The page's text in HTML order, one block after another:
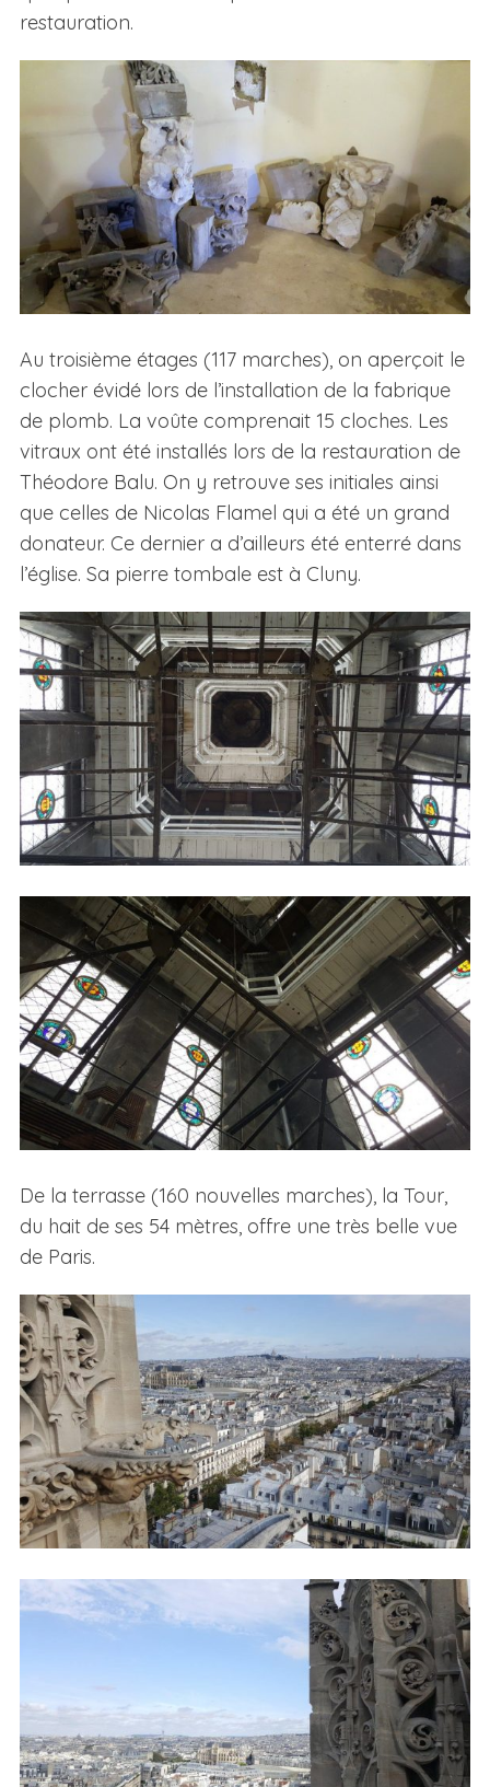
restauration.
Au troisième étages (117 marches), on aperçoit le
clocher évidé lors de l’installation de la fabrique
de plomb. La voûte comprenait 15 cloches. Les
vitraux ont été installés lors de la restauration de
Théodore Balu. On y retrouve ses initiales ainsi
que celles de Nicolas Flamel qui a été un grand
donateur. Ce dernier a d’ailleurs été enterré dans
l’église. Sa pierre tombale est à Cluny.
De la terrasse (160 nouvelles marches), la Tour,
du hait de ses 54 mètres, offre une très belle vue
de Paris.